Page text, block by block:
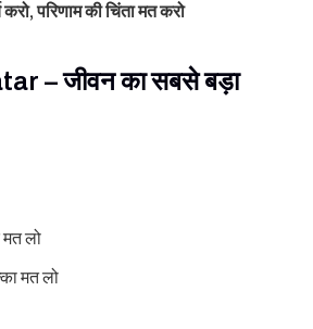
परिणाम की चिंता मत करो
– जीवन का सबसे बड़ा
मत लो
मत लो